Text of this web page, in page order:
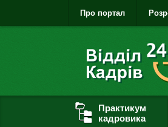
Про портал
Практикум
кадровика